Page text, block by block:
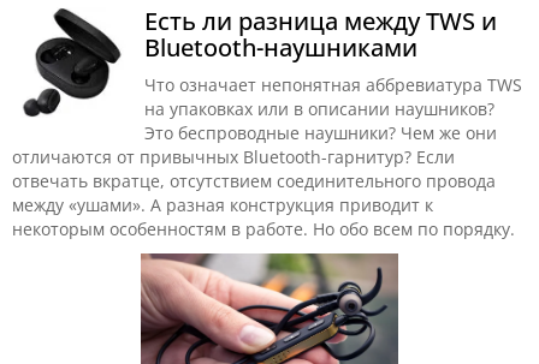
Есть ли разница между TWS и
Bluetooth-наушниками
Что означает непонятная аббревиатура TWS
на упаковках или в описании наушников?
Это беспроводные наушники? Чем же они
отличаются от привычных Bluetooth-гарнитур? Если
отвечать вкратце, отсутствием соединительного провода
между «ушами». А разная конструкция приводит к
некоторым особенностям в работе. Но обо всем по порядку.